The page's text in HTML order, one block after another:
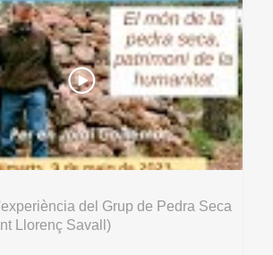
del Grup de Pedra Seca
Llorenç Savall)